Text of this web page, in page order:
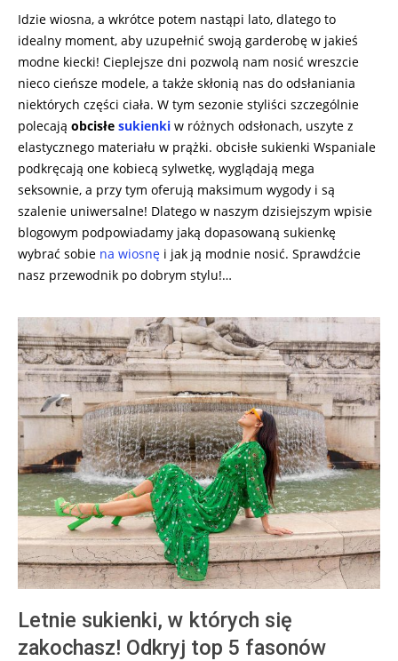
Idzie wiosna, a wkrótce potem nastąpi lato, dlatego to
idealny moment, aby uzupełnić swoją garderobę w jakieś
modne kiecki! Cieplejsze dni pozwolą nam nosić wreszcie
nieco cieńsze modele, a także skłonią nas do odsłaniania
niektórych części ciała. W tym sezonie styliści szczególnie
polecają obcisłe sukienki w różnych odsłonach, uszyte z
elastycznego materiału w prążki. obcisłe sukienki Wspaniale
podkręcają one kobiecą sylwetkę, wyglądają mega
seksownie, a przy tym oferują maksimum wygody i są
szalenie uniwersalne! Dlatego w naszym dzisiejszym wpisie
blogowym podpowiadamy jaką dopasowaną sukienkę
wybrać sobie na wiosnę i jak ją modnie nosić. Sprawdźcie
nasz przewodnik po dobrym stylu!…
Letnie sukienki, w których się
zakochasz! Odkryj top 5 fasonów